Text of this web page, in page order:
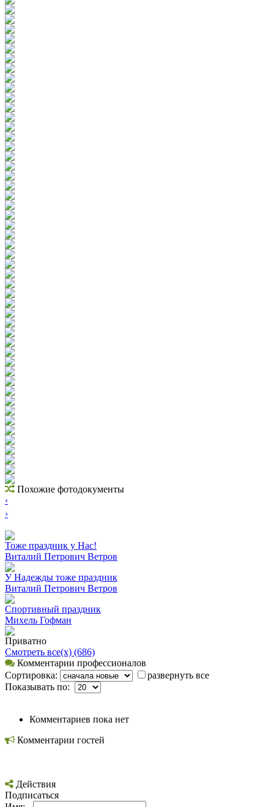
Похожие фотодокументы
‹
›
Тоже праздник у Нас!
Виталий Петрович Ветров
У Надежды тоже праздник
Виталий Петрович Ветров
Спортивный праздник
Михель Гофман
Приватно
Смотреть все(х) (686)
Комментарии профессионалов
Сортировка:
развернуть все
Показывать по:
Комментариев пока нет
Комментарии гостей
Действия
Подписаться